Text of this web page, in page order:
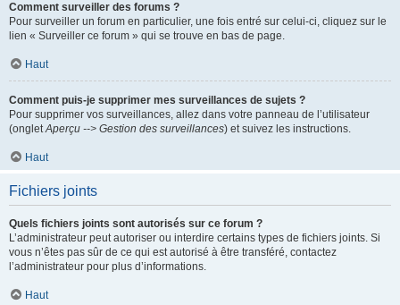
Comment surveiller des forums ?
Pour surveiller un forum en particulier, une fois entré sur celui-ci, cliquez sur le
lien « Surveiller ce forum » qui se trouve en bas de page.
Haut
Comment puis-je supprimer mes surveillances de sujets ?
Pour supprimer vos surveillances, allez dans votre panneau de l’utilisateur
(ongletAperçu --> Gestion des surveillances) et suivez les instructions.
Haut
Fichiers joints
Quels fichiers joints sont autorisés sur ce forum ?
L’administrateur peut autoriser ou interdire certains types de fichiers joints. Si
vous n’êtes pas sûr de ce qui est autorisé à être transféré, contactez
l’administrateur pour plus d’informations.
Haut